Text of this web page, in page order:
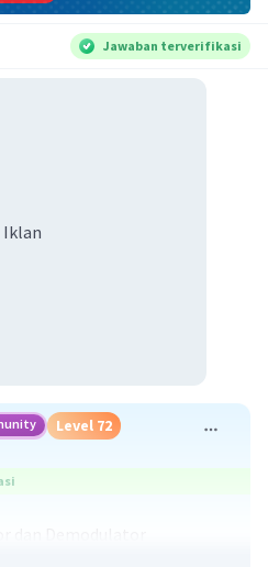
Jawaban terverifikasi
Iklan
Level 72